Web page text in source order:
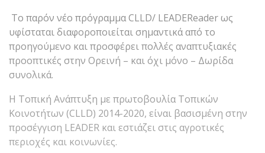
Το παρόν νέο πρόγραμμα CLLD/ LEADEReader ως
υφίσταται διαφοροποιείται σημαντικά από το
προηγούμενο και προσφέρει πολλές αναπτυξιακές
προοπτικές στην Ορεινή – και όχι μόνο – Δωρίδα
συνολικά.
Η Τοπική Ανάπτυξη με πρωτοβουλία Τοπικών
Κοινοτήτων (CLLD) 2014-2020, είναι βασισμένη στην
προσέγγιση LEADER και εστιάζει στις αγροτικές
περιοχές και κοινωνίες.